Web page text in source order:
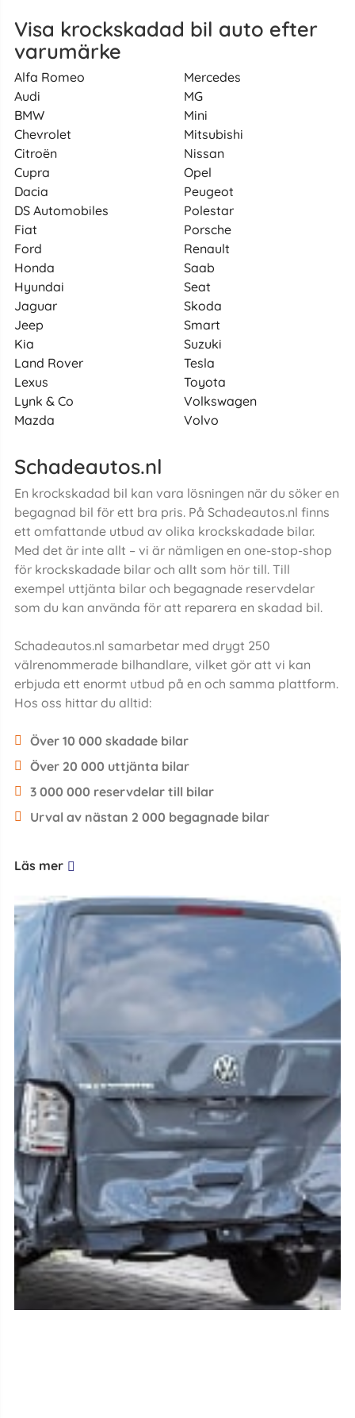
Visa krockskadad bil auto efter
varumärke
Alfa Romeo
Audi
BMW
Chevrolet
Citroën
Cupra
Dacia
DS Automobiles
Fiat
Ford
Honda
Hyundai
Jaguar
Jeep
Kia
Land Rover
Lexus
Lynk & Co
Mazda
Mercedes
MG
Mini
Mitsubishi
Nissan
Opel
Peugeot
Polestar
Porsche
Renault
Saab
Seat
Skoda
Smart
Suzuki
Tesla
Toyota
Volkswagen
Volvo
Schadeautos.nl
En krockskadad bil kan vara lösningen när du söker en
begagnad bil för ett bra pris. På Schadeautos.nl finns
ett omfattande utbud av olika krockskadade bilar.
Med det är inte allt – vi är nämligen en one-stop-shop
för krockskadade bilar och allt som hör till. Till
exempel uttjänta bilar och begagnade reservdelar
som du kan använda för att reparera en skadad bil.
Schadeautos.nl samarbetar med drygt 250
välrenommerade bilhandlare, vilket gör att vi kan
erbjuda ett enormt utbud på en och samma plattform.
Hos oss hittar du alltid:
Över 10 000 skadade bilar
Över 20 000 uttjänta bilar
3 000 000 reservdelar till bilar
Urval av nästan 2 000 begagnade bilar
Läs mer